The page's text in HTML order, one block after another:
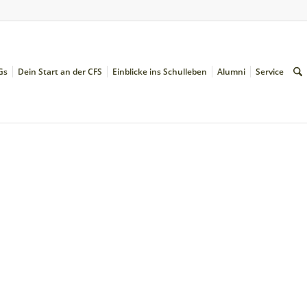
Dein Start an der CFS Einblicke ins Schulleben Alumni Service